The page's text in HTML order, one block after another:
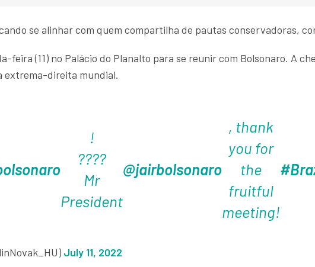
se alinhar com quem compartilha de pautas conservadoras,
feira (11) no Palácio do Planalto para se reunir com Bolsonaro. A
extrema-direita mundial.
!
????
Mr
President
@jairbolsonaro
, thank
you for
the
fruitful
meeting!
July 11, 2022